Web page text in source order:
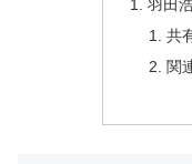
羽田
共
関